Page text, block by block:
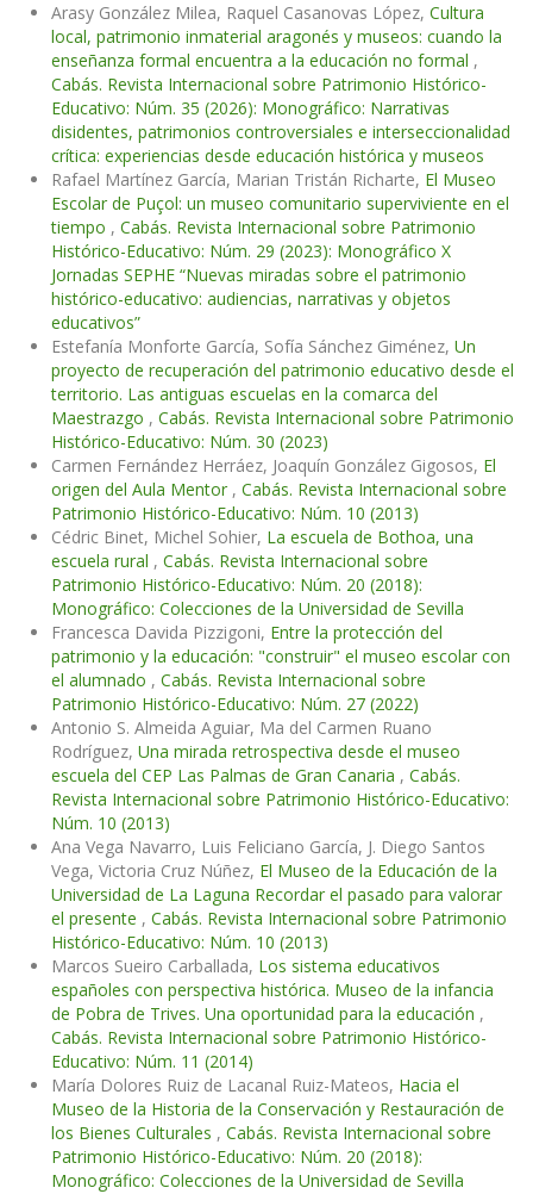
Arasy González Milea, Raquel Casanovas López, Cultura
local, patrimonio inmaterial aragonés y museos: cuando la
enseñanza formal encuentra a la educación no formal ,
Cabás. Revista Internacional sobre Patrimonio Histórico-
Educativo: Núm. 35 (2026): Monográfico: Narrativas
disidentes, patrimonios controversiales e interseccionalidad
crítica: experiencias desde educación histórica y museos
Rafael Martínez García, Marian Tristán Richarte, El Museo
Escolar de Puçol: un museo comunitario superviviente en el
tiempo , Cabás. Revista Internacional sobre Patrimonio
Histórico-Educativo: Núm. 29 (2023): Monográfico X
Jornadas SEPHE “Nuevas miradas sobre el patrimonio
histórico-educativo: audiencias, narrativas y objetos
educativos”
Estefanía Monforte García, Sofía Sánchez Giménez, Un
proyecto de recuperación del patrimonio educativo desde el
territorio. Las antiguas escuelas en la comarca del
Maestrazgo , Cabás. Revista Internacional sobre Patrimonio
Histórico-Educativo: Núm. 30 (2023)
Carmen Fernández Herráez, Joaquín González Gigosos, El
origen del Aula Mentor , Cabás. Revista Internacional sobre
Patrimonio Histórico-Educativo: Núm. 10 (2013)
Cédric Binet, Michel Sohier, La escuela de Bothoa, una
escuela rural , Cabás. Revista Internacional sobre
Patrimonio Histórico-Educativo: Núm. 20 (2018):
Monográfico: Colecciones de la Universidad de Sevilla
Francesca Davida Pizzigoni, Entre la protección del
patrimonio y la educación: "construir" el museo escolar con
el alumnado , Cabás. Revista Internacional sobre
Patrimonio Histórico-Educativo: Núm. 27 (2022)
Antonio S. Almeida Aguiar, Ma del Carmen Ruano
Rodríguez, Una mirada retrospectiva desde el museo
escuela del CEP Las Palmas de Gran Canaria , Cabás.
Revista Internacional sobre Patrimonio Histórico-Educativo:
Núm. 10 (2013)
Ana Vega Navarro, Luis Feliciano García, J. Diego Santos
Vega, Victoria Cruz Núñez, El Museo de la Educación de la
Universidad de La Laguna Recordar el pasado para valorar
el presente , Cabás. Revista Internacional sobre Patrimonio
Histórico-Educativo: Núm. 10 (2013)
Marcos Sueiro Carballada, Los sistema educativos
españoles con perspectiva histórica. Museo de la infancia
de Pobra de Trives. Una oportunidad para la educación ,
Cabás. Revista Internacional sobre Patrimonio Histórico-
Educativo: Núm. 11 (2014)
María Dolores Ruiz de Lacanal Ruiz-Mateos, Hacia el
Museo de la Historia de la Conservación y Restauración de
los Bienes Culturales , Cabás. Revista Internacional sobre
Patrimonio Histórico-Educativo: Núm. 20 (2018):
Monográfico: Colecciones de la Universidad de Sevilla